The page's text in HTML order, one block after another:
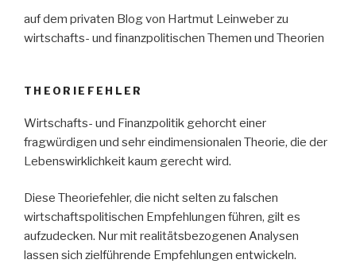
auf dem privaten Blog von Hartmut Leinweber zu
wirtschafts- und finanzpolitischen Themen und Theorien
THEORIEFEHLER
Wirtschafts- und Finanzpolitik gehorcht einer
fragwürdigen und sehr eindimensionalen Theorie, die der
Lebenswirklichkeit kaum gerecht wird.
Diese Theoriefehler, die nicht selten zu falschen
wirtschaftspolitischen Empfehlungen führen, gilt es
aufzudecken. Nur mit realitätsbezogenen Analysen
lassen sich zielführende Empfehlungen entwickeln.